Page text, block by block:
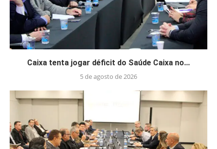
Caixa tenta jogar déficit do Saúde Caixa no...
5 de agosto de 2026